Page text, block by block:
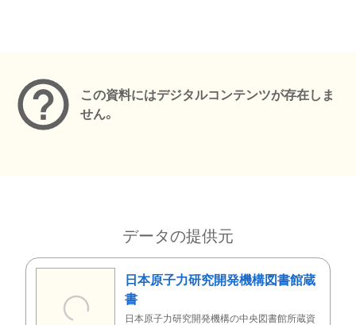
この資料にはデジタルコンテンツが存在しま
せん。
データの提供元
日本原子力研究開発機構図書館蔵
書
日本原子力研究開発機構の中央図書館所蔵資